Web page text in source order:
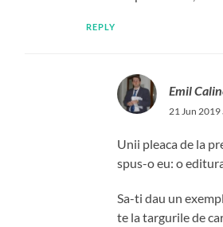
REPLY
Emil
21 Jun 2019
Unii pleaca de la
spus-o eu: o
Sa-ti dau un
te la targurile de